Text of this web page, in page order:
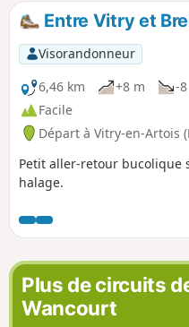
d'arriver dans
belle ville d'Arras, dont le
liste du patrimoine mondial
deux grandes places avec
originales. Pour finir ce
de la Scarpe à Marœuil,
chapelle.
Entre Vitry et
Visorandonneur
6,46 km
+8 m -
Facile
Départ à Vitry-en-Artois
Petit aller-retour bucolique
halage.
Plus de circuits
Wancourt